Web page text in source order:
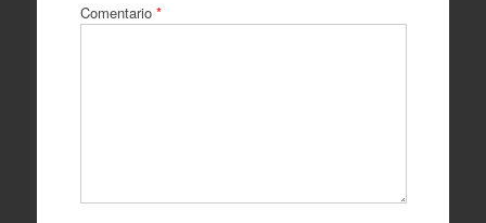
Comentario *